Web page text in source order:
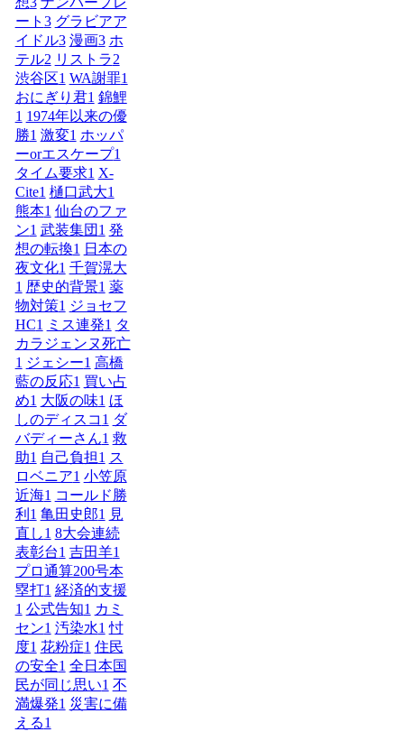
ート 3 グラビアア
イドル3 漫画3 ホ
テル2 リストラ2
渋谷区1 WA謝罪1
おにぎり君1 錦鯉
1 1974年以来の優
勝1 激変1 ホッパ
ーorエスケープ1
タイム要求1 X-
Cite1 樋口武大1
熊本1 仙台のファ
ン1 武装集団 1 発
想の転換1 日本の
夜文化1 千賀滉大
1 歴史的背景1 薬
物対策1 ジョセフ
HC1 ミス連発1 タ
カラジェンヌ死亡
1 ジェシー1 高橋
藍の反応1 買い占
め1 大阪の味1 ほ
しのディスコ 1 ダ
バディーさん1 救
助1 自己負担1 ス
ロベニア1 小笠原
近海1 コールド勝
利 1 亀田史郎1 見
直し1 8大会連続
表彰台1 吉田羊1
プロ通算200号本
塁打1 経済的支援
1 公式告知1 カミ
セン1 汚染水1 忖
度1 花粉症1 住民
の安全1 全日本国
民が同じ思い1 不
満爆発1 災害に備
える1